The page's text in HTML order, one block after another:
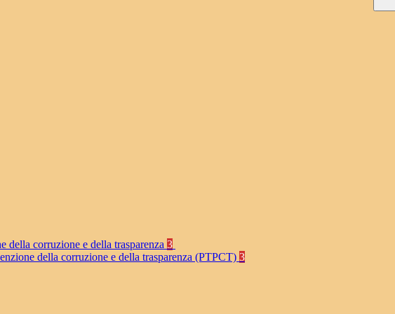
della corruzione e della trasparenza 3
della corruzione e della trasparenza (PTPCT) 3